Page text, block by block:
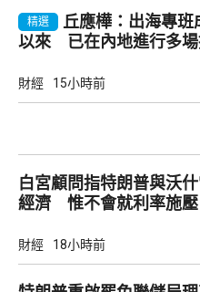
精選
丘應樺：出海專班
以來 已在內地進行多
財經 15小時前
白宮顧問指特朗普與沃
經濟 惟不會就利率施壓
財經 18小時前